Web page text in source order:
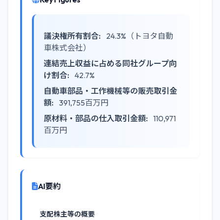
議決権所有割合:
24.3%（トヨタ自動
車株式会社）
連結売上収益に占める同社グループ向
け割合: 42.7%
自動車部品・工作機械等の販売取引金
額: 391,755百万円
原材料・部品の仕入取引金額: 110,971
百万円
AI要約
支配株主等の概要